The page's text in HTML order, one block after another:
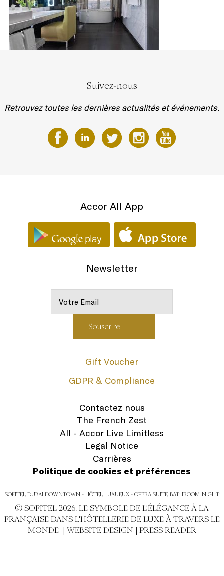
Suivez-nous
Retrouvez toutes les dernières actualités et événements.
Accor All App
Newsletter
Gift Voucher
GDPR & Compliance
Contactez nous
The French Zest
All - Accor Live Limitless
Legal Notice
Carrières
Politique de cookies et préférences
SOFITEL DUBAI DOWNTOWN - HÔTEL LUXUEUX - OPERA-SUITE-BATHROOM-NIGHT
© SOFITEL 2026. LE SYMBOLE DE L'ÉLÉGANCE À LA
FRANÇAISE DANS L'HÔTELLERIE DE LUXE À TRAVERS LE
MONDE | WEBSITE DESIGN | PRESS READER